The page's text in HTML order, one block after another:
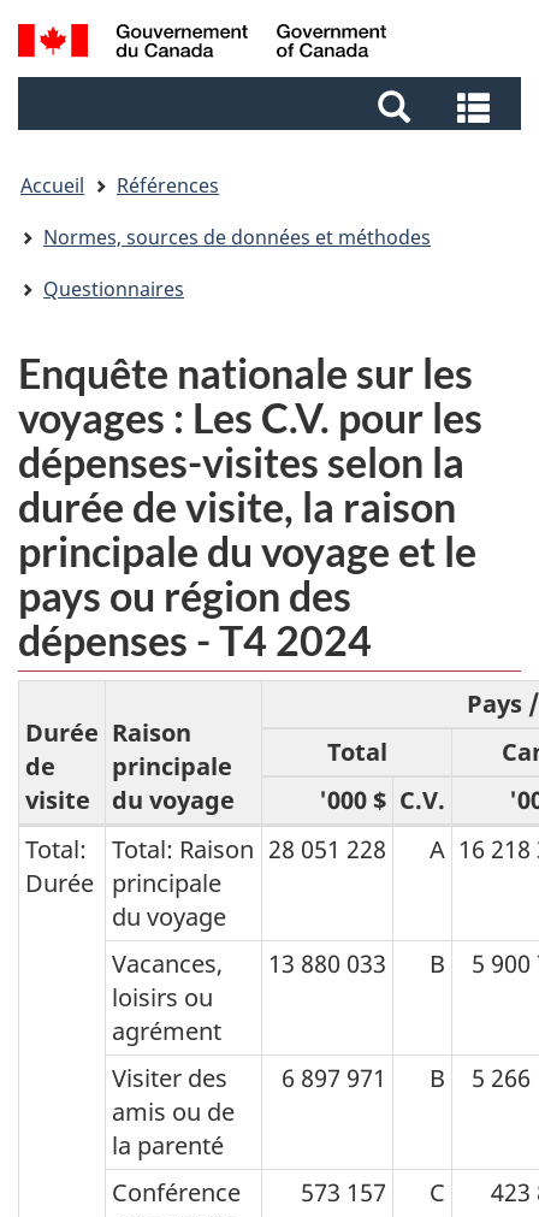
Aller
au
Aller
au
Passer
à
Recherche
et
et
Accueil
Références
Normes, sources de données et méthodes
Questionnaires
Enquête nationale sur les
voyages : Les C.V. pour les
dépenses-visites selon la
durée de visite, la raison
principale du voyage et le
pays ou région des
dépenses - T4 2024
Enquête
nationale
voyages :
Durée
de
visite
Raison
principale
du voyage
Pays
Total
'000 $ C.V.
Total:
Durée
Total: Raison
principale
du voyage
28 051 228 A 16 218
Vacances,
loisirs ou
agrément
13 880 033 B 5 900
Visiter des
amis ou de
la parenté
6 897 971 B 5 266
Conférence
573 157 C 423